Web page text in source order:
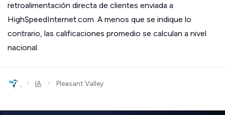
retroalimentación directa de clientes enviada a
HighSpeedInternet.com. A menos que se indique lo
contrario, las calificaciones promedio se calculan a nivel
nacional.
› IA › Pleasant Valley